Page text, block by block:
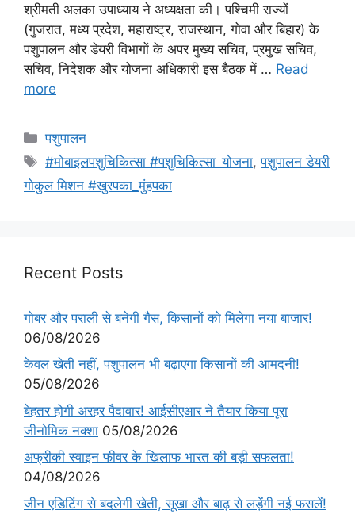
श्रीमती अलका उपाध्याय ने अध्यक्षता की। पश्चिमी राज्यों
(गुजरात, मध्य प्रदेश, महाराष्ट्र, राजस्थान, गोवा और बिहार) के
पशुपालन और डेयरी विभागों के अपर मुख्य सचिव, प्रमुख सचिव,
सचिव, निदेशक और योजना अधिकारी इस बैठक में … Read
more
पशुपालन
#मोबाइलपशुचिकित्सा #पशुचिकित्सा_योजना,पशुपालन डेयरी
गोकुल मिशन #खुरपका_मुंहपका
Recent Posts
गोबर और पराली से बनेगी गैस, किसानों को मिलेगा नया बाजार!
06/08/2026
केवल खेती नहीं, पशुपालन भी बढ़ाएगा किसानों की आमदनी!
05/08/2026
बेहतर होगी अरहर पैदावार! आईसीएआर ने तैयार किया पूरा
जीनोमिक नक्शा 05/08/2026
अफ्रीकी स्वाइन फीवर के खिलाफ भारत की बड़ी सफलता!
04/08/2026
जीन एडिटिंग से बदलेगी खेती, सूखा और बाढ़ से लड़ेंगी नई फसलें!